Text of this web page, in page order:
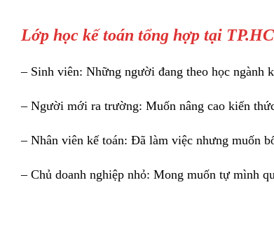
Lớp học kế toán tổng hợp tại
– Sinh viên: Những người đang theo học ngành
– Người mới ra trường: Muốn nâng cao kiến
– Nhân viên kế toán: Đã làm việc nhưng muốn
– Chủ doanh nghiệp nhỏ: Mong muốn tự mình